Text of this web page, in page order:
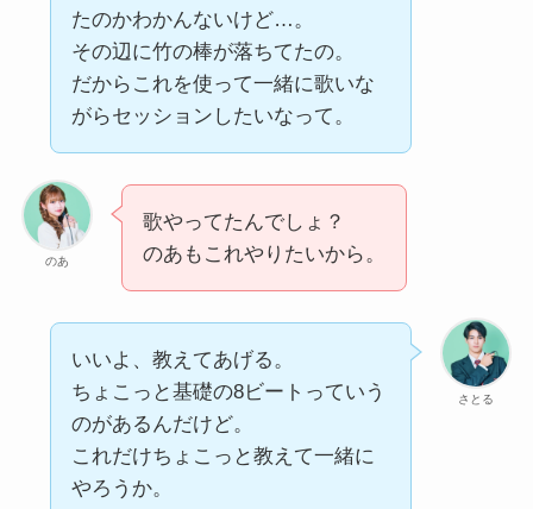
たのかわかんないけど…。
その辺に竹の棒が落ちてたの。
だからこれを使って一緒に歌いな
がらセッションしたいなって。
のあ
歌やってたんでしょ？
のあもこれやりたいから。
さとる
いいよ、教えてあげる。
ちょこっと基礎の8ビートっていう
のがあるんだけど。
これだけちょこっと教えて一緒に
やろうか。